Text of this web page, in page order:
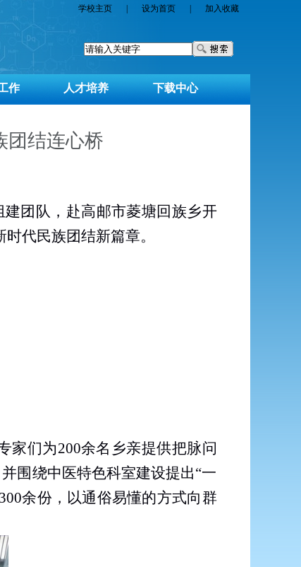
学校主页 设为首页 加入收藏
作 人才培养 下载中心
团结连心桥
团队，赴高邮市菱塘回族乡开
代民族团结新篇章。
家们为200余名乡亲提供把脉问
围绕中医特色科室建设提出“一
300余份，以通俗易懂的方式向群